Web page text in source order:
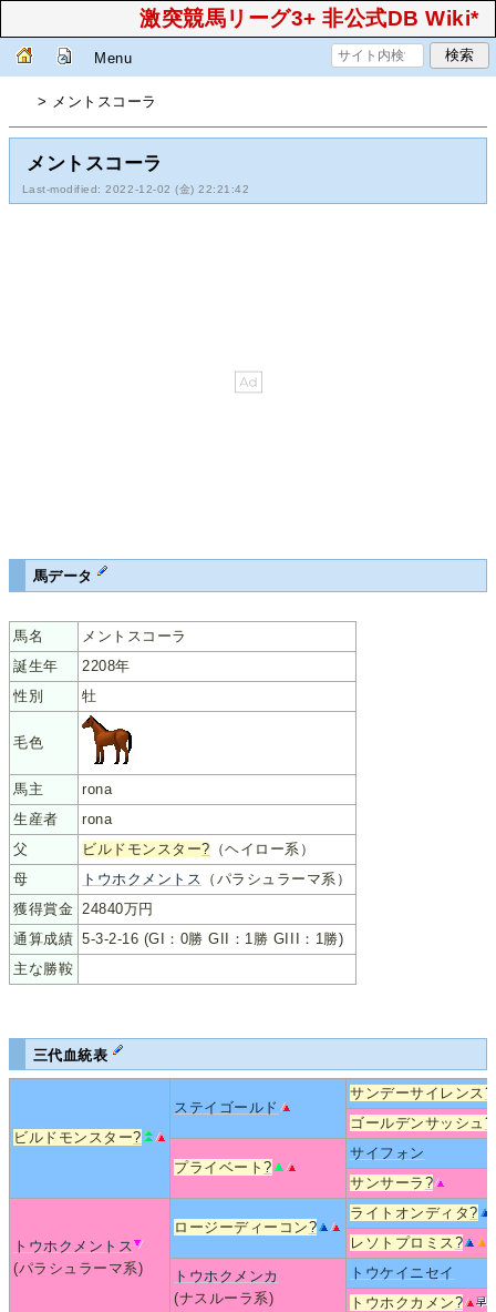
激突競馬リーグ3+ 非公式DB Wiki*
Menu
> メントスコーラ
メントスコーラ
Last-modified: 2022-12-02 (金) 22:21:42
馬データ
馬名
メントスコーラ
誕生年
2208年
性別
牡
毛色
馬主
rona
生産者
rona
父
ビルドモンスター? （ヘイロー系）
母
トウホクメントス （パラシュラーマ系）
獲得賞金 24840万円
通算成績 5-3-2-16 (GI：0勝 GII：1勝 GIII：1勝)
主な勝鞍
三代血統表
ビルドモンスター?
ステイゴールド
サンデーサイレンス ?
ゴールデンサッシュ ?
プライベート?
サイフォン
サンサーラ ?
トウホクメントス
(パラシュラーマ系)
ロージーディーコン?
ライトオンディタ?
レソトプロミス ?
トウホクメンカ
(ナスルーラ系)
トウケイニセイ
トウホクカメン?